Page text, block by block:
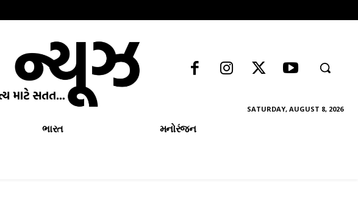
SATURDAY, AUGUST 8, 2026
ભારત મનોરંજન